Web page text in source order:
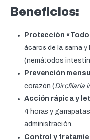
Beneficios:
Protección «Todo
ácaros de la sarna
(nemátodos
Prevención
corazón (Dirofilaria
Acción rápida y
4 horas y
administración.
Control y